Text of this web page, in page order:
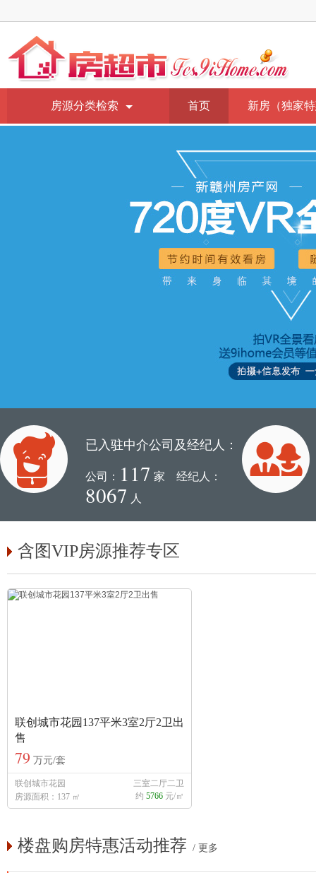
房源分类检索 首页 新房（独家
已入驻中介公司及经纪人：
公司： 117 家 经纪人：
8067 人
含图VIP房源推荐专区
联创城市花园137平米3室2厅2卫出
售
79 万元/套
联创城市花园
房源面积：137 ㎡
三室二厅二卫
约 5766 元/㎡
楼盘购房特惠活动推荐 / 更多